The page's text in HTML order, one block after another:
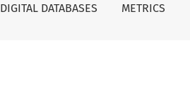
DIGITAL DATABASES METRICS